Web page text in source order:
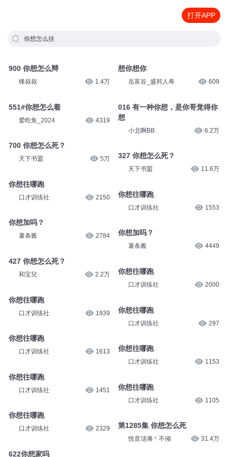
打开APP
你想怎么挂
900 你想怎么辩
锋叔叔 1.4万
551#你想怎么着
爱吃鱼_2024 4319
700 你想怎么死？
天下书盟 5万
你想往哪跑
口才训练社 2150
你想加吗？
薯条酱 2784
427 你想怎么死？
和宝兒 2.2万
你想往哪跑
口才训练社 1939
你想往哪跑
口才训练社 1613
你想往哪跑
口才训练社 1451
你想往哪跑
口才训练社 2329
622你想家吗
想你想你
岳富谷_盛邦人寿 609
016 有一种你想，是你哥觉得你
想
小北啊BB 6.2万
327 你想怎么死？
天下书盟 11.6万
你想往哪跑
口才训练社 1553
你想加吗？
薯条酱 4449
你想往哪跑
口才训练社 2000
你想往哪跑
口才训练社 297
你想往哪跑
口才训练社 1153
你想往哪跑
口才训练社 1105
第1285集 你想怎么死
悦音涟漪丶不倾 31.4万